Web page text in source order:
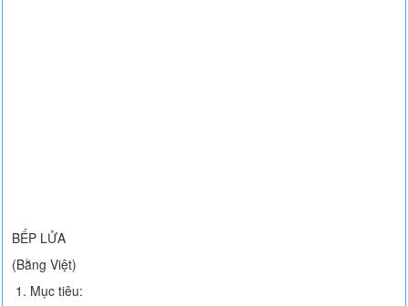
BẾP LỬA
(Bằng Việt)
1. Mục tiêu: